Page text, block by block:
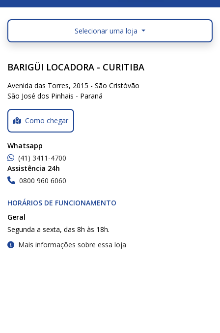
Selecionar uma loja
BARIGÜI LOCADORA - CURITIBA
Avenida das Torres, 2015 - São Cristóvão
São José dos Pinhais - Paraná
Como chegar
Whatsapp
(41) 3411-4700
Assistência 24h
0800 960 6060
HORÁRIOS DE FUNCIONAMENTO
Geral
Segunda a sexta, das 8h às 18h.
Mais informações sobre essa loja